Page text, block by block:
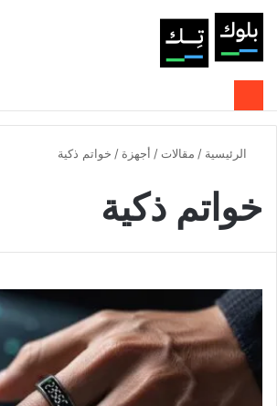
الرئيسية / مقالات / أجهزة / خواتم ذكية
خواتم ذكية